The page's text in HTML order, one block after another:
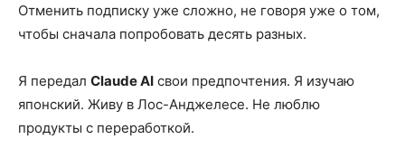
Отменить подписку уже сложно, не говоря уже о том,
чтобы сначала попробовать десять разных.
Я передал Claude AI свои предпочтения. Я изучаю
японский. Живу в Лос-Анджелесе. Не люблю
продукты с переработкой.